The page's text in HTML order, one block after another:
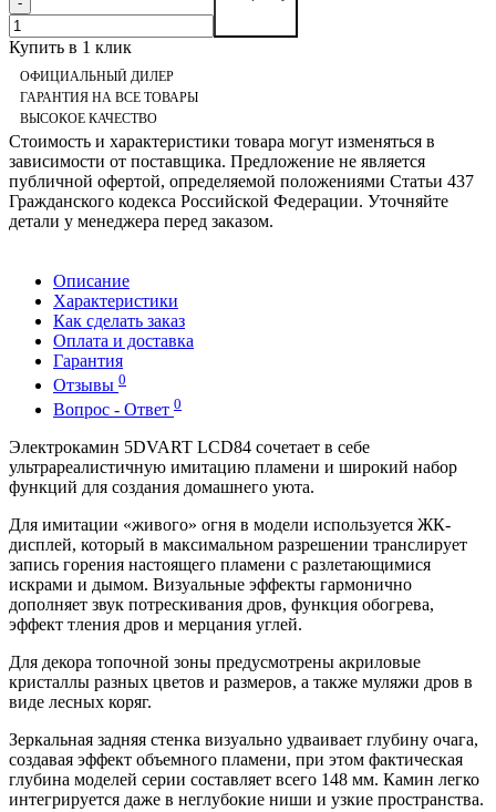
Купить в 1 клик
ОФИЦИАЛЬНЫЙ ДИЛЕР
ГАРАНТИЯ НА ВСЕ ТОВАРЫ
ВЫСОКОЕ КАЧЕСТВО
Стоимость и характеристики товара могут изменяться в
зависимости от поставщика. Предложение не является
публичной офертой, определяемой положениями Статьи 437
Гражданского кодекса Российской Федерации. Уточняйте
детали у менеджера перед заказом.
Описание
Характеристики
Как сделать заказ
Оплата и доставка
Гарантия
Отзывы 0
Вопрос - Ответ 0
Электрокамин 5DVART LCD84 сочетает в себе
ультрареалистичную имитацию пламени и широкий набор
функций для создания домашнего уюта.
Для имитации «живого» огня в модели используется ЖК-
дисплей, который в максимальном разрешении транслирует
запись горения настоящего пламени с разлетающимися
искрами и дымом. Визуальные эффекты гармонично
дополняет звук потрескивания дров, функция обогрева,
эффект тления дров и мерцания углей.
Для декора топочной зоны предусмотрены акриловые
кристаллы разных цветов и размеров, а также муляжи дров в
виде лесных коряг.
Зеркальная задняя стенка визуально удваивает глубину очага,
создавая эффект объемного пламени, при этом фактическая
глубина моделей серии составляет всего 148 мм. Камин легко
интегрируется даже в неглубокие ниши и узкие пространства.